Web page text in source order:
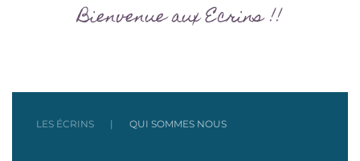
Bienvenue aux Ecrins !!
LES ÉCRINS QUI SOMMES NOUS